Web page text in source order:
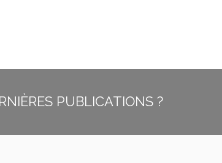
PUBLICATIONS ?